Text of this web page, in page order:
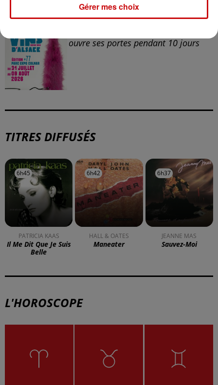
À LA UNE
DKL en direct du Casino Barrière
Blotzheim !
la 77e Foire aux vins de Colmar
Gérer mes choix